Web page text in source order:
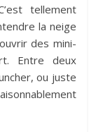
tellement
la neige
des mini-
Entre deux
ou juste